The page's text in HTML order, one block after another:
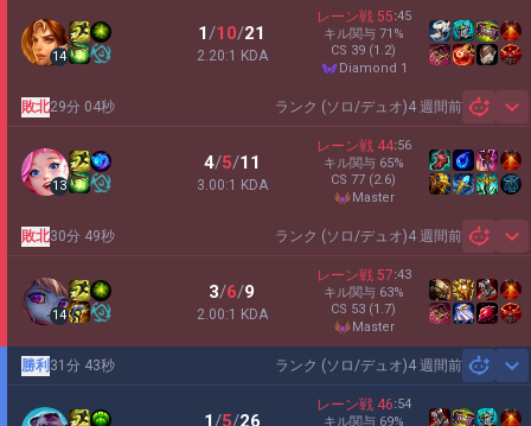
14
1/10/21
2.20:1 KDA
レーン戦 55:45
キル関与 71 %
CS 39 (1.2)
diamond 1
ランク (ソロ/デュオ)4 週間前
敗北29分 04秒
13
4/5/11
3.00:1 KDA
レーン戦 44:56
キル関与 65%
CS 77 (2.6)
master
ランク (ソロ/デュオ)4 週間前
敗北30分 49秒
14
3/6/9
2.00:1 KDA
レーン戦 57:43
キル関与 63%
CS 53 (1.7)
master
ランク (ソロ/デュオ)4 週間前
勝利 31分 43秒
1/5/26
レーン戦 46:54
キル関与 69%